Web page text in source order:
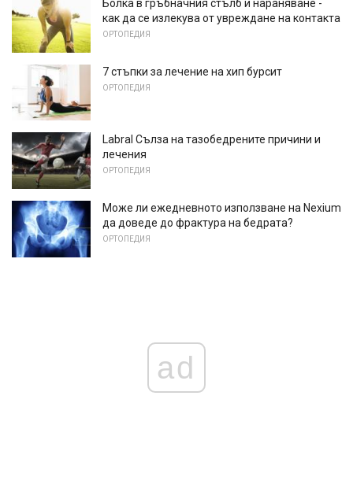
Болка в гръбначния стълб и нараняване -
как да се излекува от увреждане на контакта
ОРТОПЕДИЯ
7 стъпки за лечение на хип бурсит
ОРТОПЕДИЯ
Labral Сълза на тазобедрените причини и
лечения
ОРТОПЕДИЯ
Може ли ежедневното използване на Nexium
да доведе до фрактура на бедрата?
ОРТОПЕДИЯ
ad